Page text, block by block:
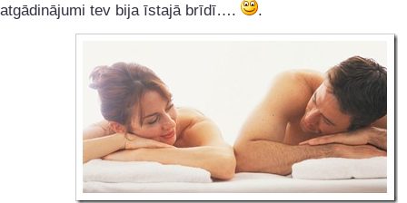
atgādinājumi tev bija īstajā brīdī….
.